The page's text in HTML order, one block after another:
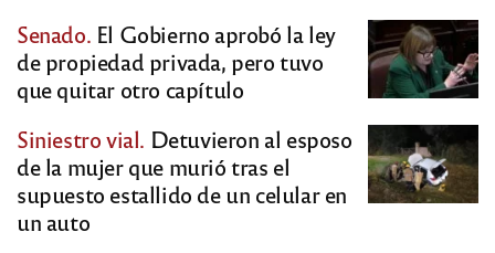
Senado. El Gobierno aprobó la ley
de propiedad privada, pero tuvo
que quitar otro capítulo
Siniestro vial. Detuvieron al esposo
de la mujer que murió tras el
supuesto estallido de un celular en
un auto